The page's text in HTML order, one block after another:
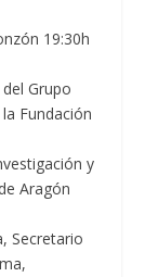
19:30h
Grupo
Fundación
y
Aragón
Secretario